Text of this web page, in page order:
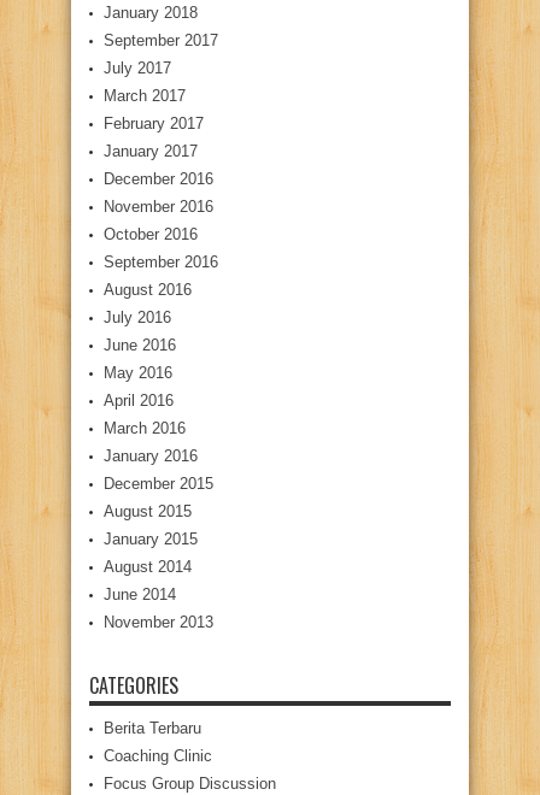
January 2018
September 2017
July 2017
March 2017
February 2017
January 2017
December 2016
November 2016
October 2016
September 2016
August 2016
July 2016
June 2016
May 2016
April 2016
March 2016
January 2016
December 2015
August 2015
January 2015
August 2014
June 2014
November 2013
CATEGORIES
Berita Terbaru
Coaching Clinic
Focus Group Discussion